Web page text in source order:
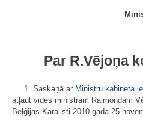
Par R.Vējoņa
1. Saskaņā ar Ministru kabineta
atļaut vides ministram Raimondam
Beļģijas Karalisti 2010.gada